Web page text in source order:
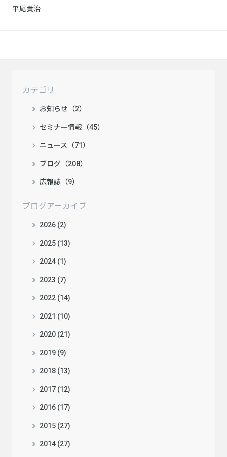
平尾貴治
カテゴリ
お知らせ（2）
セミナー情報（45）
ニュース（71）
ブログ（208）
広報誌（9）
ブログアーカイブ
2026 (2)
2025 (13)
2024 (1)
2023 (7)
2022 (14)
2021 (10)
2020 (21)
2019 (9)
2018 (13)
2017 (12)
2016 (17)
2015 (27)
2014 (27)